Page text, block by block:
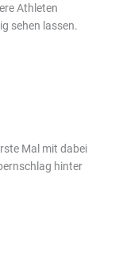
Athleten
sehen lassen.
Mal mit dabei
hinter